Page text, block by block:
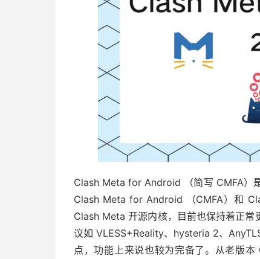
Clash Meta for Android （简写 CMFA）
Clash Meta for Android （CMFA）和
Clash Meta 开源内核，目前也保持着正
议如 VLESS+Reality、hysteria 2、
点，功能上来说也较为完备了。从老版